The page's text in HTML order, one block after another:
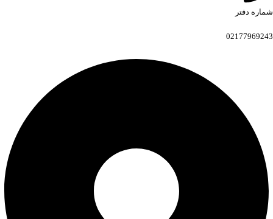
شماره دفتر
02177969243